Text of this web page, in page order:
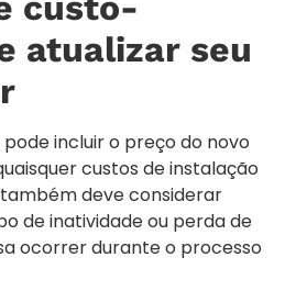
atualizar seu
incluir o preço do novo
custos de instalação
deve considerar
de inatividade ou perda de
ocorrer durante o processo